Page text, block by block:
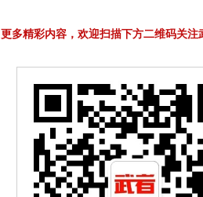
更多精彩内容，欢迎扫描下方二维码关注